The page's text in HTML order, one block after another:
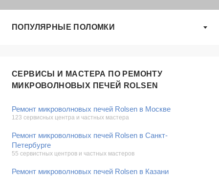
ПОПУЛЯРНЫЕ ПОЛОМКИ
СЕРВИСЫ И МАСТЕРА ПО РЕМОНТУ
МИКРОВОЛНОВЫХ ПЕЧЕЙ ROLSEN
Ремонт микроволновых печей Rolsen в Москве
123 сервисных центра и частных мастера
Ремонт микроволновых печей Rolsen в Санкт-
Петербурге
55 сервистных центров и частных мастеров
Ремонт микроволновых печей Rolsen в Казани